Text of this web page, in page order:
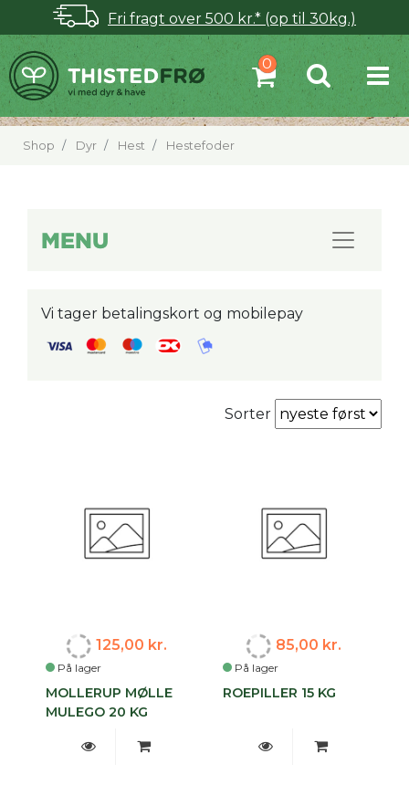
Fri fragt over 500 kr.* (op til 30kg.)
Shop Dyr Hest Hestefoder
MENU
Vi tager betalingskort og mobilepay
Sorter
På lager
125,00 kr.
MOLLERUP MØLLE
MULEGO 20 KG
På lager
85,00 kr.
ROEPILLER 15 KG